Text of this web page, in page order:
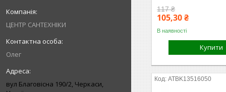
ЦЕНТР САНТЕХНІКИ
Олег
вул Благовісна 190/2, Черкаси,
117 ₴
105,30 ₴
В наявності
Купити
ATBK13516050